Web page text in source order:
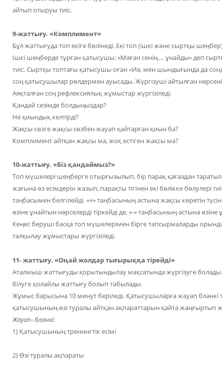
айтып отыруы тиіс.
9-жаттығу. «Комплимент»
Бұл жаттығуда топ екіге бөлінеді. Екі топ (ішкі және сыртқы
Ішкі шеңберде тұрған қатысушы: «Маған сенің…. ұнайды» деп
тиіс. Сыртқы топтағы қатысушы оған «Иә, мен шындығында да
соң қатысушылар рөлдермен ауысады. Жүргізуші айтылған
Аяқталған соң рефлексиялық жұмыстар жүргізіледі.
Қандай сезімде болдыңыздар?
Не қиындық келтірді?
Жақсы сөзге жақсы сөзбен жауап қайтарған қиын ба?
Комплимент айтқан жақсы ма, жоқ естіген жақсы ма?
10-жаттығу. «Біз қандаймыз?»
Топ мүшелері шеңберге отырғызылып, бір парақ қағаздан
жағына өз есімдерін жазып, парақты тігінен екі бөлікке бөлулері
таңбасымен белгілейді. «+» таңбасының астына жақсы көретін
өзіне ұнайтын нәрселерді тіркейді де, «-» таңбасының астына
Кеңес беруші басқа топ мүшелерімен бірге тапсырмаларды
талқылау жұмыстары жүргізіледі.
11- жаттығу. «Оңай жолдар тығырыққа тірейді»
Аталмыш жаттығуды қорытындылау мақсатында жүргізуге болады.
білуге қолайлы жаттығу болып табылады.
Жұмыс барысына 10 минут беріледі. Қатысушыларға жауап бланкі
қатысушының өзі туралы айтқан ақпараттарын қайта жаңғыртып
Жауап- бланкі:
1) Қатысушының тренингтік есімі
2) Өзі туралы ақпараты